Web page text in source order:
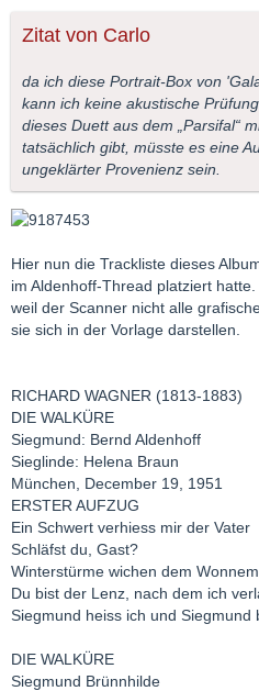
Zitat von Carlo
da ich diese Portrait-Box von
kann ich keine akustische
dieses Duett aus dem „Parsifal“
tatsächlich gibt, müsste es eine
ungeklärter Provenienz sein.
Hier nun die Trackliste dieses
im Aldenhoff-Thread platziert
weil der Scanner nicht alle
sie sich in der Vorlage darstellen.
RICHARD WAGNER (1813-1883)
DIE WALKÜRE
Siegmund: Bernd Aldenhoff
Sieglinde: Helena Braun
München, December 19, 1951
ERSTER AUFZUG
Ein Schwert verhiess mir der Vater
Schläfst du, Gast?
Winterstürme wichen dem
Du bist der Lenz, nach dem ich
Siegmund heiss ich und Siegmund
DIE WALKÜRE
Siegmund Brünnhilde